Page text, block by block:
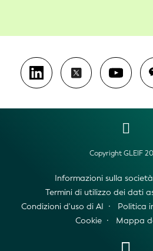
Copyright GLEIF
Informazioni sulla società
Termini di utilizzo dei dati
Condizioni d'uso di AI
Politica
Cookie
Mappa